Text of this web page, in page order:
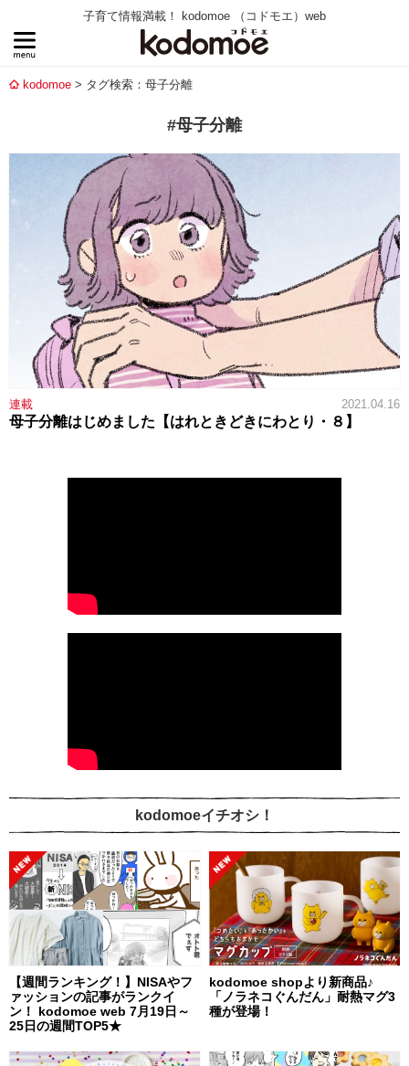
子育て情報満載！ kodomoe （コドモエ）web
kodomoe タグ検索：母子分離
#母子分離
連載 2021.04.16
母子分離はじめました【はれときどきにわとり・８】
kodomoeイチオシ！
【週間ランキング！】NISAやフ
ァッションの記事がランクイ
ン！ kodomoe web 7月19日～
25日の週間TOP5★
kodomoe shopより新商品♪
「ノラネコぐんだん」耐熱マグ3
種が登場！